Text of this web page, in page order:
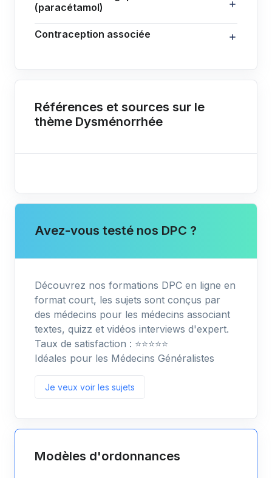
(paracétamol)
Contraception associée
Références et sources sur le
thème Dysménorrhée
Avez-vous testé nos DPC ?
Découvrez nos formations DPC en ligne en
format court, les sujets sont conçus par
des médecins pour les médecins associant
textes, quizz et vidéos interviews d'expert.
Taux de satisfaction : ⭐️⭐️⭐️⭐️⭐️
Idéales pour les Médecins Généralistes
Je veux voir les sujets
Modèles d'ordonnances